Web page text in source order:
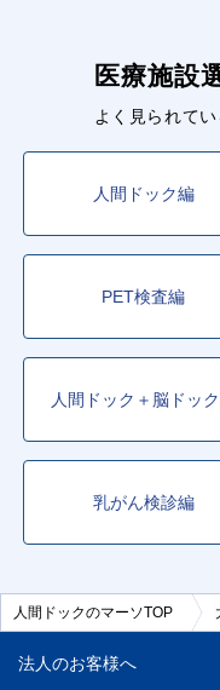
医療施設
よく見られて
人間ドック編
PET検査編
人間ドック＋脳ドッ
乳がん検診編
人間ドックのマーソTOP
法人のお客様へ